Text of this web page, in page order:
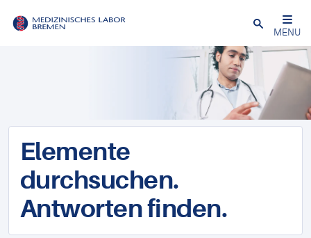
Schließen
MENU
Elemente
durchsuchen.
Antworten finden.